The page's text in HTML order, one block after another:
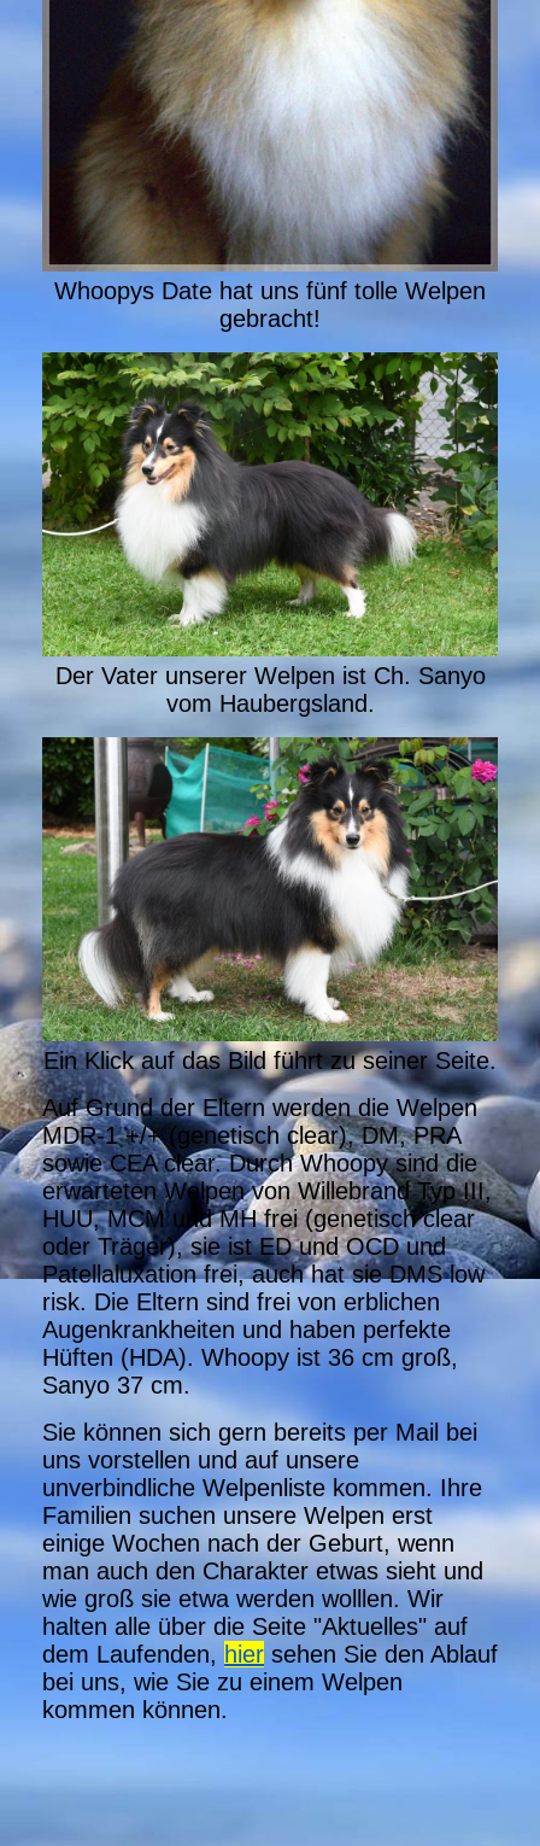
Whoopys Date hat uns fünf tolle Welpen
gebracht!
Der Vater unserer Welpen ist Ch. Sanyo
vom Haubergsland.
Ein Klick auf das Bild führt zu seiner Seite.
Auf Grund der Eltern werden die Welpen
MDR-1 +/+ (genetisch clear), DM, PRA
sowie CEA clear. Durch Whoopy sind die
erwarteten Welpen von Willebrand Typ III,
HUU, MCM und MH frei (genetisch clear
oder Träger), sie ist ED und OCD und
Patellaluxation frei, auch hat sie DMS low
risk. Die Eltern sind frei von erblichen
Augenkrankheiten und haben perfekte
Hüften (HDA). Whoopy ist 36 cm groß,
Sanyo 37 cm.
Sie können sich gern bereits per Mail bei
uns vorstellen und auf unsere
unverbindliche Welpenliste kommen. Ihre
Familien suchen unsere Welpen erst
einige Wochen nach der Geburt, wenn
man auch den Charakter etwas sieht und
wie groß sie etwa werden wolllen. Wir
halten alle über die Seite "Aktuelles" auf
dem Laufenden, hier sehen Sie den Ablauf
bei uns, wie Sie zu einem Welpen
kommen können.